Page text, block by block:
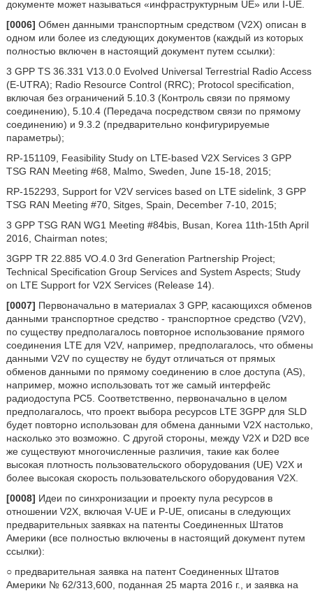
документе может называться «инфраструктурным UE» или I-UE.
[0006] Обмен данными транспортным средством (V2X) описан в
одном или более из следующих документов (каждый из которых
полностью включен в настоящий документ путем ссылки):
3 GPP TS 36.331 V13.0.0 Evolved Universal Terrestrial Radio Access
(E-UTRA); Radio Resource Control (RRC); Protocol specification,
включая без ограничений 5.10.3 (Контроль связи по прямому
соединению), 5.10.4 (Передача посредством связи по прямому
соединению) и 9.3.2 (предварительно конфигурируемые
параметры);
RP-151109, Feasibility Study on LTE-based V2X Services 3 GPP
TSG RAN Meeting #68, Malmo, Sweden, June 15-18, 2015;
RP-152293, Support for V2V services based on LTE sidelink, 3 GPP
TSG RAN Meeting #70, Sitges, Spain, December 7-10, 2015;
3 GPP TSG RAN WG1 Meeting #84bis, Busan, Korea 11th-15th April
2016, Chairman notes;
3GPP TR 22.885 VO.4.0 3rd Generation Partnership Project;
Technical Specification Group Services and System Aspects; Study
on LTE Support for V2X Services (Release 14).
[0007] Первоначально в материалах 3 GPP, касающихся обменов
данными транспортное средство - транспортное средство (V2V),
по существу предполагалось повторное использование прямого
соединения LTE для V2V, например, предполагалось, что обмены
данными V2V по существу не будут отличаться от прямых
обменов данными по прямому соединению в слое доступа (AS),
например, можно использовать тот же самый интерфейс
радиодоступа PC5. Соответственно, первоначально в целом
предполагалось, что проект выбора ресурсов LTE 3GPP для SLD
будет повторно использован для обмена данными V2X настолько,
насколько это возможно. С другой стороны, между V2X и D2D все
же существуют многочисленные различия, такие как более
высокая плотность пользовательского оборудования (UE) V2X и
более высокая скорость пользовательского оборудования V2X.
[0008] Идеи по синхронизации и проекту пула ресурсов в
отношении V2X, включая V-UE и P-UE, описаны в следующих
предварительных заявках на патенты Соединенных Штатов
Америки (все полностью включены в настоящий документ путем
ссылки):
○ предварительная заявка на патент Соединенных Штатов
Америки № 62/313,600, поданная 25 марта 2016 г., и заявка на